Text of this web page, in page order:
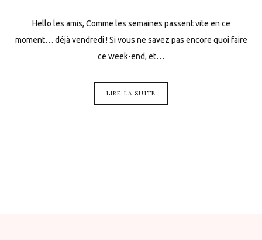
Hello les amis, Comme les semaines passent vite en ce
moment… déjà vendredi ! Si vous ne savez pas encore quoi faire
ce week-end, et…
LIRE LA SUITE